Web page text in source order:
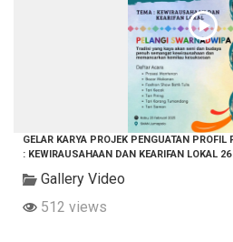
GELAR KARYA PROJEK PENGUATAN
: KEWIRAUSAHAAN DAN KEARIFAN LOKAL
Gallery Video
512 views